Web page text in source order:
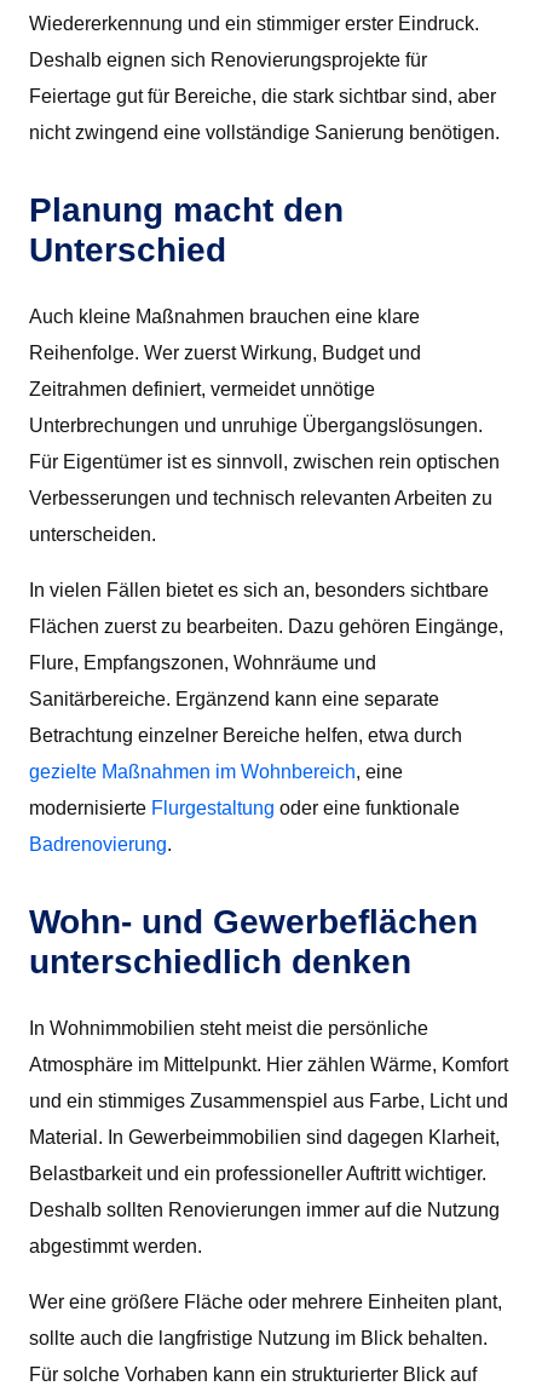
Wiedererkennung und ein stimmiger erster Eindruck.
Deshalb eignen sich Renovierungsprojekte für
Feiertage gut für Bereiche, die stark sichtbar sind, aber
nicht zwingend eine vollständige Sanierung benötigen.
Planung macht den
Unterschied
Auch kleine Maßnahmen brauchen eine klare
Reihenfolge. Wer zuerst Wirkung, Budget und
Zeitrahmen definiert, vermeidet unnötige
Unterbrechungen und unruhige Übergangslösungen.
Für Eigentümer ist es sinnvoll, zwischen rein optischen
Verbesserungen und technisch relevanten Arbeiten zu
unterscheiden.
In vielen Fällen bietet es sich an, besonders sichtbare
Flächen zuerst zu bearbeiten. Dazu gehören Eingänge,
Flure, Empfangszonen, Wohnräume und
Sanitärbereiche. Ergänzend kann eine separate
Betrachtung einzelner Bereiche helfen, etwa durch
gezielte Maßnahmen im Wohnbereich, eine
modernisierte Flurgestaltung oder eine funktionale
Badrenovierung.
Wohn- und Gewerbeflächen
unterschiedlich denken
In Wohnimmobilien steht meist die persönliche
Atmosphäre im Mittelpunkt. Hier zählen Wärme, Komfort
und ein stimmiges Zusammenspiel aus Farbe, Licht und
Material. In Gewerbeimmobilien sind dagegen Klarheit,
Belastbarkeit und ein professioneller Auftritt wichtiger.
Deshalb sollten Renovierungen immer auf die Nutzung
abgestimmt werden.
Wer eine größere Fläche oder mehrere Einheiten plant,
sollte auch die langfristige Nutzung im Blick behalten.
Für solche Vorhaben kann ein strukturierter Blick auf